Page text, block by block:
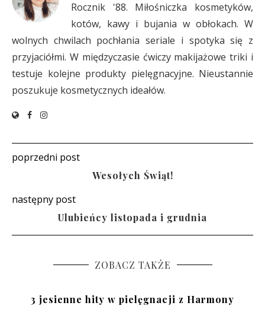
Rocznik '88. Miłośniczka kosmetyków,
kotów, kawy i bujania w obłokach. W
wolnych chwilach pochłania seriale i spotyka się z
przyjaciółmi. W międzyczasie ćwiczy makijażowe triki i
testuje kolejne produkty pielęgnacyjne. Nieustannie
poszukuje kosmetycznych ideałów.
poprzedni post
Wesołych Świąt!
następny post
Ulubieńcy listopada i grudnia
ZOBACZ TAKŻE
3 jesienne hity w pielęgnacji z Harmony